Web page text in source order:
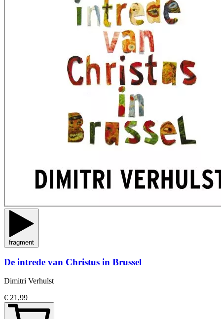
fragment
De intrede van Christus in Brussel
Dimitri Verhulst
€ 21,99